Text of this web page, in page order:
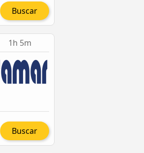
Buscar
1h 5m
Buscar